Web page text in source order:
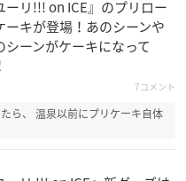
ーリ!!! on ICE』のプリロー
ーキが登場！あのシーンや
シーンがケーキになって
7コメント
ら、 温泉以前にプリケーキ自体